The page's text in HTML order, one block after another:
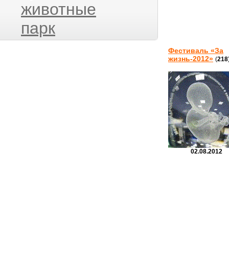
животные
парк
Фестиваль «За
жизнь-2012» (218
02.08.2012